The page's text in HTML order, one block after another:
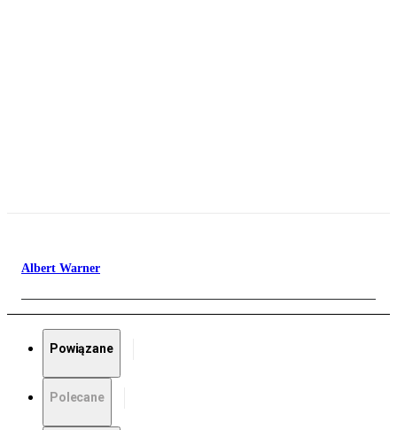
Albert Warner
Powiązane
Polecane